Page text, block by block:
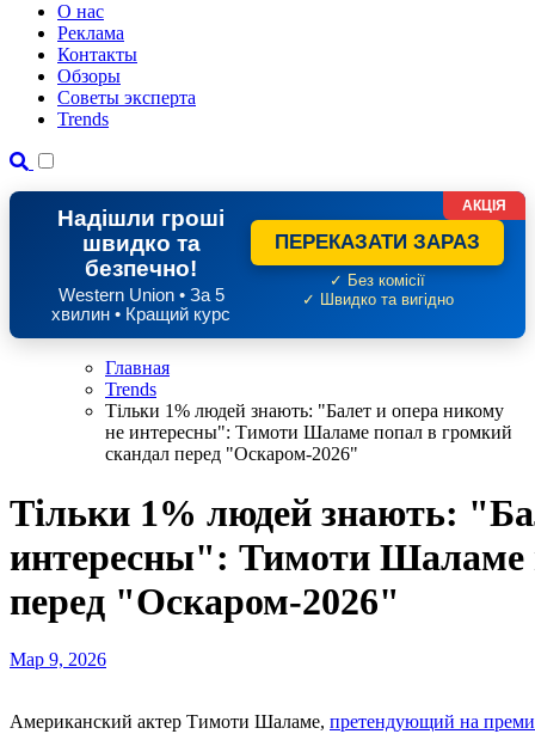
О нас
Реклама
Контакты
Обзоры
Советы эксперта
Trends
Надішли гроші
швидко та
безпечно!
Western Union • За 5
хвилин • Кращий курс
ПЕРЕКАЗАТИ ЗАРАЗ
✓ Без комісії
✓ Швидко та вигідно
АКЦІЯ
Главная
Trends
Тільки 1% людей знають: "Балет и опера никому
не интересны": Тимоти Шаламе попал в громкий
скандал перед "Оскаром-2026"
Тільки 1% людей знають:
интересны": Тимоти Шаламе
перед "Оскаром-2026"
Мар 9, 2026
Американский актер Тимоти Шаламе, претендующий на